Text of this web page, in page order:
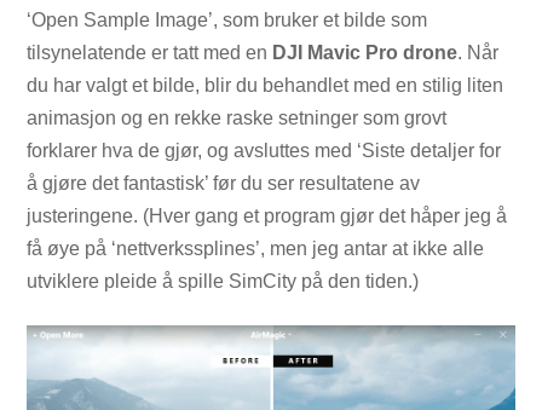
‘Open Sample Image’, som bruker et bilde som
tilsynelatende er tatt med en DJI Mavic Pro drone. Når
du har valgt et bilde, blir du behandlet med en stilig liten
animasjon og en rekke raske setninger som grovt
forklarer hva de gjør, og avsluttes med ‘Siste detaljer for
å gjøre det fantastisk’ før du ser resultatene av
justeringene. (Hver gang et program gjør det håper jeg å
få øye på ‘nettverkssplines’, men jeg antar at ikke alle
utviklere pleide å spille SimCity på den tiden.)